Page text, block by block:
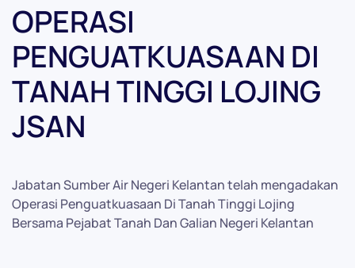
OPERASI
PENGUATKUASAAN DI
TANAH TINGGI LOJING
JSAN
Jabatan Sumber Air Negeri Kelantan telah mengadakan
Operasi Penguatkuasaan Di Tanah Tinggi Lojing
Bersama Pejabat Tanah Dan Galian Negeri Kelantan